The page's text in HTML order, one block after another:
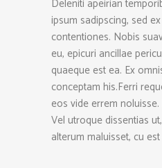
Deleniti apeirian
ipsum sadipscing, sed
contentiones. Nobis
eu, epicuri ancillae
quaeque est ea. Ex
conceptam his.Ferri
eos vide errem
Vel utroque dissentias
alterum maluisset, cu